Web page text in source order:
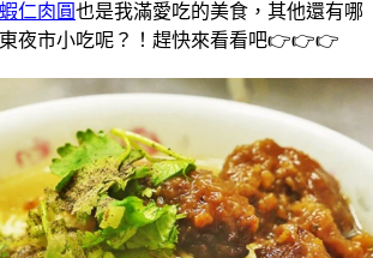
仁肉圓也是我滿愛吃的美食，其他還有哪
夜市小吃呢？！趕快來看看吧👉👉👉